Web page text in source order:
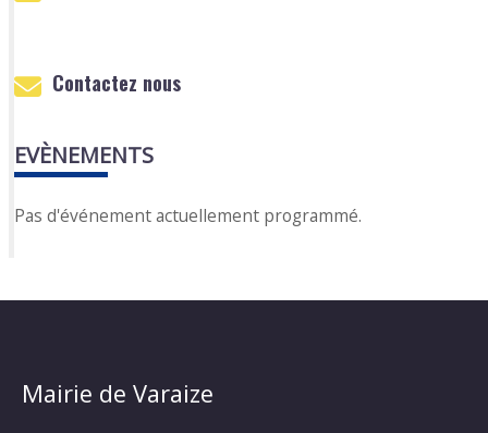
Contactez nous
EVÈNEMENTS
Pas d'événement actuellement programmé.
Mairie de Varaize